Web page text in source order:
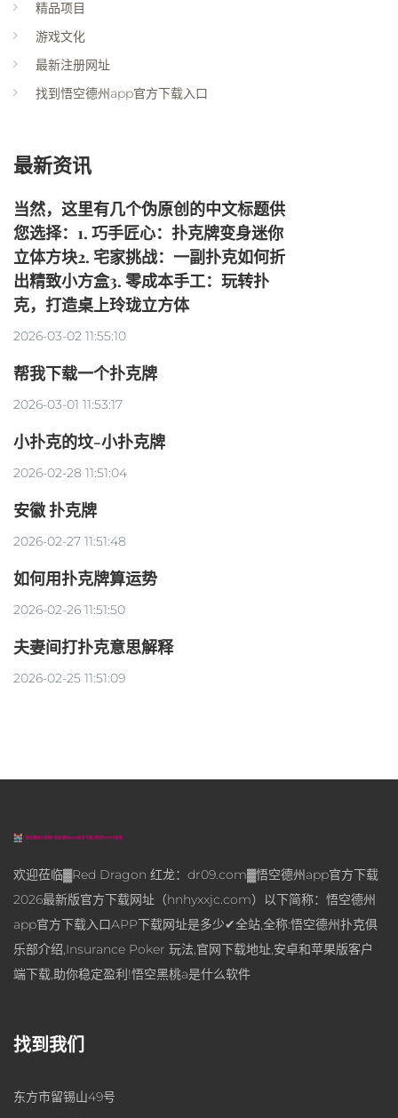
精品项目
游戏文化
最新注册网址
找到悟空德州app官方下载入口
最新资讯
当然，这里有几个伪原创的中文标题供
您选择：1. 巧手匠心：扑克牌变身迷你
立体方块2. 宅家挑战：一副扑克如何折
出精致小方盒3. 零成本手工：玩转扑
克，打造桌上玲珑立方体
2026-03-02 11:55:10
帮我下载一个扑克牌
2026-03-01 11:53:17
小扑克的坟-小扑克牌
2026-02-28 11:51:04
安徽 扑克牌
2026-02-27 11:51:48
如何用扑克牌算运势
2026-02-26 11:51:50
夫妻间打扑克意思解释
2026-02-25 11:51:09
欢迎莅临▓Red Dragon 红龙：dr09.com▓悟空德州app官方下载
2026最新版官方下载网址（hnhyxxjc.com）以下简称：悟空德州
app官方下载入口APP下载网址是多少✔全站,全称:悟空德州扑克俱
乐部介绍,Insurance Poker 玩法,官网下载地址,安卓和苹果版客户
端下载,助你稳定盈利!悟空黑桃a是什么软件
找到我们
东方市留锡山49号